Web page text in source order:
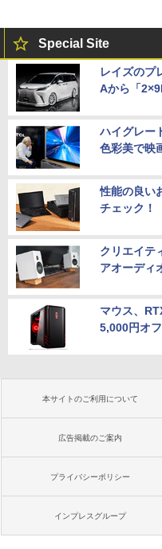
Special Site
レイズのプ
Aから「
ハイグレー
色彩美で映
性能の良い
チェック！
クリエイテ
アオーディ
マウス、
5,000円オ
本サイトのご利用について
広告掲載のご案内
プライバシーポリシー
インプレスグループ